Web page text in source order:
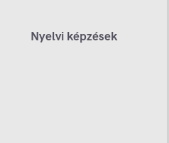
Nyelvi képzések